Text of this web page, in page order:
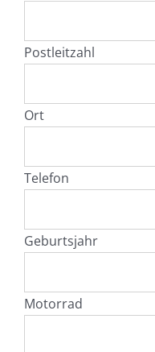
Postleitzahl
Ort
Telefon
Geburtsjahr
Motorrad